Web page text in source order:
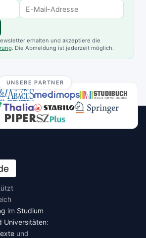
erhalten und akzeptiere die
. Die Abmeldung ist jederzeit möglich.
UNSERE PARTNER
im Studium
Universitäten:
und